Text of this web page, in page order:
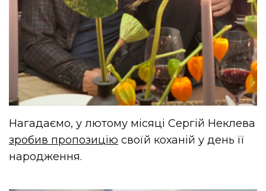
Нагадаємо, у лютому місяці Сергій Неклева
зробив пропозицію своїй коханій у день її
народження.